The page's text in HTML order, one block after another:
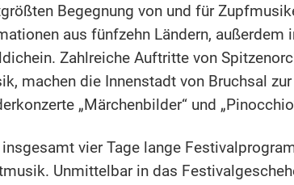
Begegnung von und für
aus fünfzehn Ländern,
Zahlreiche Auftritte von
machen die Innenstadt von Bruchsal
„Märchenbilder“ und
insgesamt vier Tage lange
Unmittelbar in das